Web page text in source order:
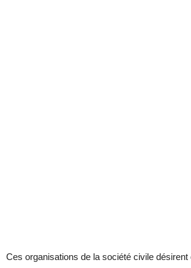
Ces organisations de la société civile désirent